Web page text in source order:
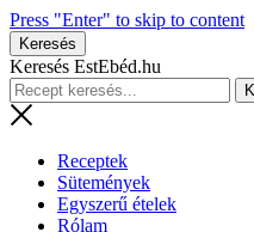
Press "Enter" to skip to content
Keresés
Keresés EstEbéd.hu
Receptek
Sütemények
Egyszerű ételek
Rólam